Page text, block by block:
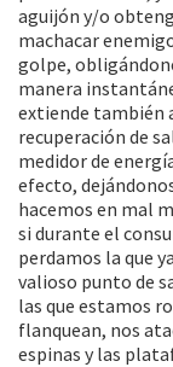
aguijón y/o
machacar
golpe,
manera
extiende también
recuperación de
medidor de
efecto,
hacemos en mal
si durante el
perdamos la que
valioso punto de
las que estamos
flanquean, nos
espinas y las